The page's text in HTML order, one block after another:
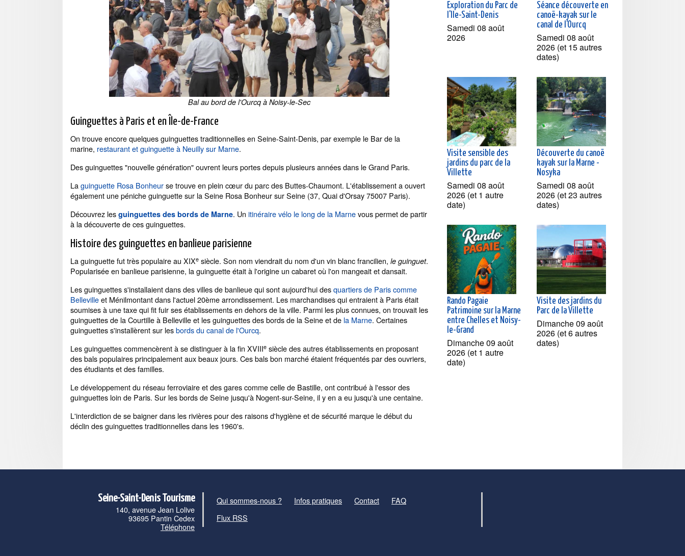
Bal au bord de l'Ourcq à Noisy-le-Sec
Guinguettes à Paris et en Île-de-France
On trouve encore quelques guinguettes traditionnelles en Seine-Saint-Denis, par exemple le Bar de la
marine, restaurant et guinguette à Neuilly sur Marne.
Des guinguettes "nouvelle génération" ouvrent leurs portes depuis plusieurs années dans le Grand Paris.
Laguinguette Rosa Bonheurse trouve en plein cœur du parc des Buttes-Chaumont. L'établissement a ouvert
également une péniche guinguette sur la Seine Rosa Bonheur sur Seine (37, Quai d'Orsay 75007 Paris).
Découvrez les guinguettes des bords de Marne. Un itinéraire vélo le long de la Marnevous permet de partir
à la découverte de ces guinguettes.
Histoire des guinguettes en banlieue parisienne
La guinguette fut très populaire au XIXe siècle. Son nom viendrait du nom d'un vin blanc francilien, le guinguet.
Popularisée en banlieue parisienne, la guinguette était à l'origine un cabaret où l'on mangeait et dansait.
Les guinguettes s'installaient dans des villes de banlieue qui sont aujourd'hui desquartiers de Paris comme
Bellevilleet Ménilmontant dans l'actuel 20ème arrondissement. Les marchandises qui entraient à Paris était
soumises à une taxe qui fit fuir ses établissements en dehors de la ville. Parmi les plus connues, on trouvait les
guinguettes de la Courtille à Belleville et les guinguettes des bords de la Seine et de la Marne. Certaines
guinguettes s'installèrent sur lesbords du canal de l'Ourcq.
Les guinguettes commencèrent à se distinguer à la fin XVIIIe siècle des autres établissements en proposant
des bals populaires principalement aux beaux jours. Ces bals bon marché étaient fréquentés par des ouvriers,
des étudiants et des familles.
Le développement du réseau ferroviaire et des gares comme celle de Bastille, ont contribué à l'essor des
guinguettes loin de Paris. Sur les bords de Seine jusqu'à Nogent-sur-Seine, il y en a eu jusqu'à une centaine.
L'interdiction de se baigner dans les rivières pour des raisons d'hygiène et de sécurité marque le début du
déclin des guinguettes traditionnelles dans les 1960's.
Exploration du Parc de
l'Ile-Saint-Denis
Samedi 08 août
2026
Séance découverte en
canoë-kayak sur le
canal de l'Ourcq
Samedi 08 août
2026 (et 15 autres
dates)
Visite sensible des
jardins du parc de la
Villette
Samedi 08 août
2026 (et 1 autre
date)
Découverte du canoë
kayak sur la Marne -
Nosyka
Samedi 08 août
2026 (et 23 autres
dates)
Rando Pagaie
Patrimoine sur la Marne
entre Chelles et Noisy-
le-Grand
Dimanche 09 août
2026 (et 1 autre
date)
Visite des jardins du
Parc de la Villette
Dimanche 09 août
2026 (et 6 autres
dates)
Seine-Saint-Denis Tourisme
140, avenue Jean Lolive
93695 Pantin Cedex
Téléphone
Qui sommes-nous ? Infos pratiques Contact
FAQ
Flux RSS